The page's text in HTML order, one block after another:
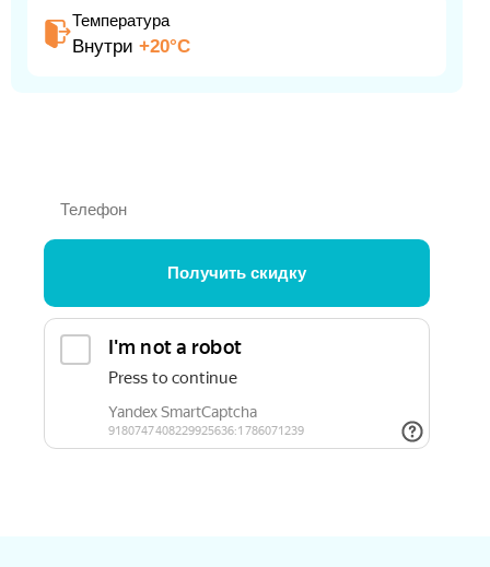
Температура
Внутри +20°С
Получить скидку